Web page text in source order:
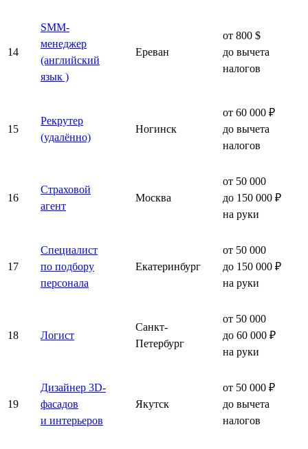
14
SMM-
менеджер
(английский
язык )
Ереван
от 800 $
до вычета
налогов
15
Рекрутер
(удалённо)
Ногинск
от 60 000 ₽
до вычета
налогов
16
Страховой
агент
Москва
от 50 000
до 150 000 ₽
на руки
17
Специалист
по подбору
персонала
Екатеринбург
от 50 000
до 150 000 ₽
на руки
18 Логист
Санкт-
Петербург
от 50 000
до 60 000 ₽
на руки
19
Дизайнер 3D-
фасадов
и интерьеров
Якутск
от 50 000 ₽
до вычета
налогов